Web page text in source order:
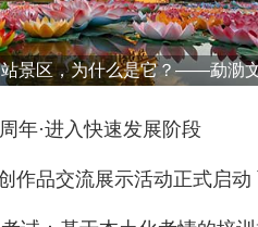
景区，为什么是它？——勐泐
年·进入快速发展阶段